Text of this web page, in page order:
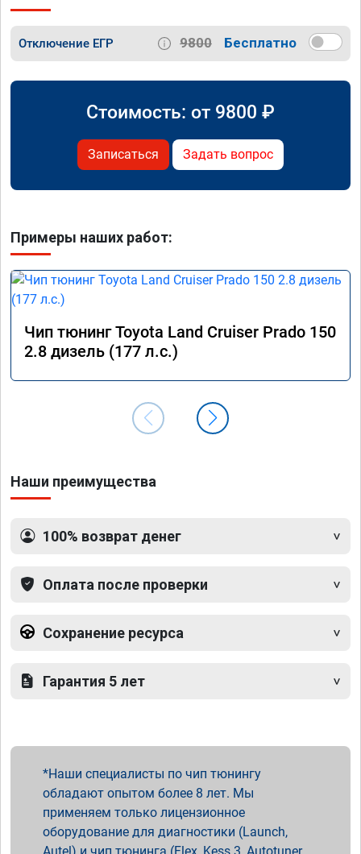
Отключение ЕГР 9800 Бесплатно
Стоимость: от 9800 ₽
Записаться Задать вопрос
Примеры наших работ:
Чип тюнинг Toyota Land Cruiser Prado 150
2.8 дизель (177 л.с.)
Наши преимущества
100% возврат денег
Оплата после проверки
Сохранение ресурса
Гарантия 5 лет
Наши специалисты по чип тюнингу
обладают опытом более 8 лет. Мы
применяем только лицензионное
оборудование для диагностики (Launch,